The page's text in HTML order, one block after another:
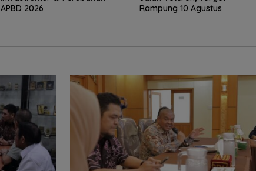
APBD 2026
Rampung 10 Agustus